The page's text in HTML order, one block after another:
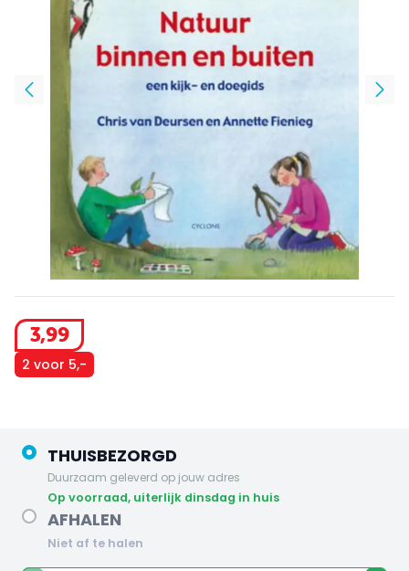
3,99
2 voor 5,-
THUISBEZORGD
Duurzaam geleverd op jouw adres
op voorraad, uiterlijk dinsdag in huis
AFHALEN
Niet af te halen